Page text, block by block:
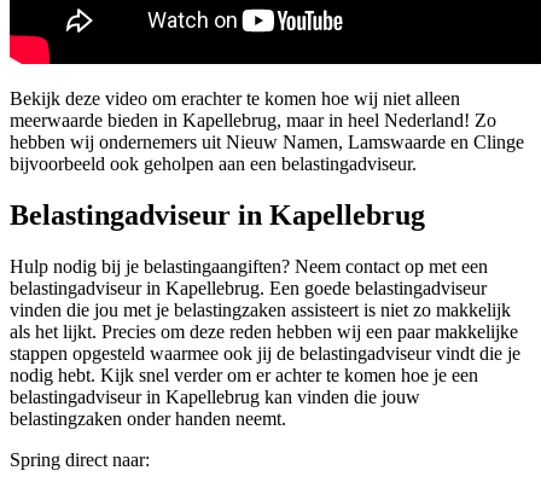
Bekijk deze video om erachter te komen hoe wij niet alleen
meerwaarde bieden in Kapellebrug, maar in heel Nederland! Zo
hebben wij ondernemers uit Nieuw Namen, Lamswaarde en Clinge
bijvoorbeeld ook geholpen aan een belastingadviseur.
Belastingadviseur in Kapellebrug
Hulp nodig bij je belastingaangiften? Neem contact op met een
belastingadviseur in Kapellebrug. Een goede belastingadviseur
vinden die jou met je belastingzaken assisteert is niet zo makkelijk
als het lijkt. Precies om deze reden hebben wij een paar makkelijke
stappen opgesteld waarmee ook jij de belastingadviseur vindt die je
nodig hebt. Kijk snel verder om er achter te komen hoe je een
belastingadviseur in Kapellebrug kan vinden die jouw
belastingzaken onder handen neemt.
Spring direct naar: